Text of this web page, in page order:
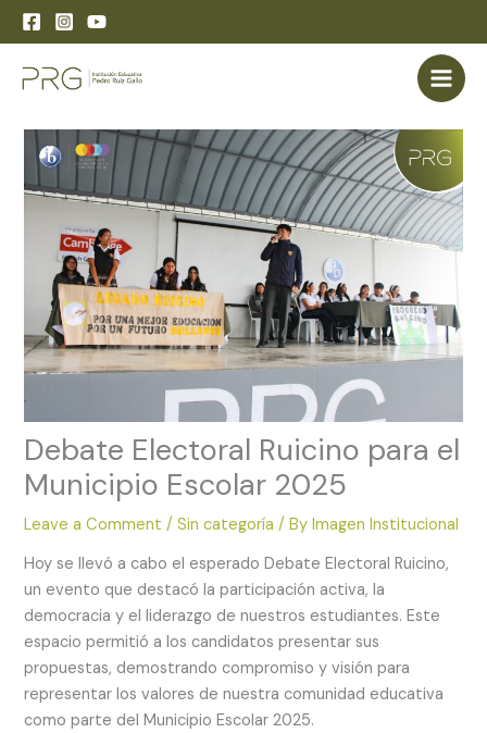
Skip
content
Debate Electoral Ruicino para el
Municipio Escolar 2025
Leave a Comment /Sin categoría / ByImagen Institucional
Hoy se llevó a cabo el esperado Debate Electoral Ruicino,
un evento que destacó la participación activa, la
democracia y el liderazgo de nuestros estudiantes. Este
espacio permitió a los candidatos presentar sus
propuestas, demostrando compromiso y visión para
representar los valores de nuestra comunidad educativa
como parte del Municipio Escolar 2025.